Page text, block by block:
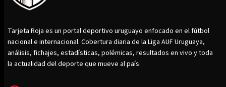
Tarjeta Roja es un portal deportivo uruguayo enfocado en el fútbol
nacional e internacional. Cobertura diaria de la Liga AUF Uruguaya,
análisis, fichajes, estadísticas, polémicas, resultados en vivo y toda
la actualidad del deporte que mueve al país.